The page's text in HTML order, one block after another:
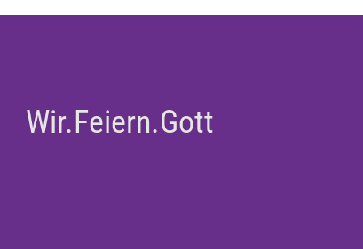
Wir.Feiern.Gott